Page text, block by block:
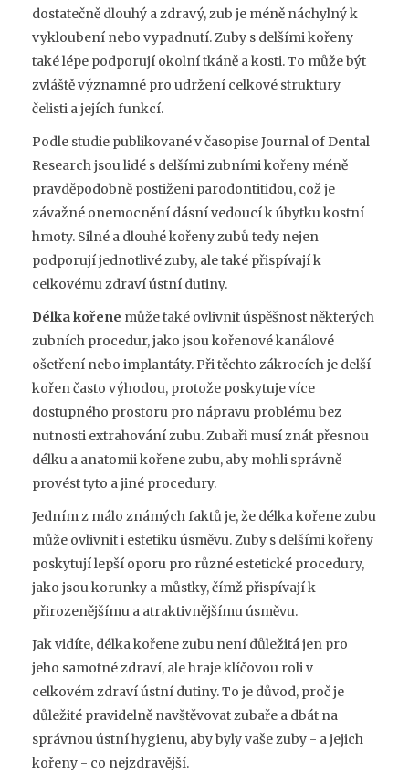
dostatečně dlouhý a zdravý, zub je méně náchylný k
vykloubení nebo vypadnutí. Zuby s delšími kořeny
také lépe podporují okolní tkáně a kosti. To může být
zvláště významné pro udržení celkové struktury
čelisti a jejích funkcí.
Podle studie publikované v časopise Journal of Dental
Research jsou lidé s delšími zubními kořeny méně
pravděpodobně postiženi parodontitidou, což je
závažné onemocnění dásní vedoucí k úbytku kostní
hmoty. Silné a dlouhé kořeny zubů tedy nejen
podporují jednotlivé zuby, ale také přispívají k
celkovému zdraví ústní dutiny.
Délka kořene může také ovlivnit úspěšnost některých
zubních procedur, jako jsou kořenové kanálové
ošetření nebo implantáty. Při těchto zákrocích je delší
kořen často výhodou, protože poskytuje více
dostupného prostoru pro nápravu problému bez
nutnosti extrahování zubu. Zubaři musí znát přesnou
délku a anatomii kořene zubu, aby mohli správně
provést tyto a jiné procedury.
Jedním z málo známých faktů je, že délka kořene zubu
může ovlivnit i estetiku úsměvu. Zuby s delšími kořeny
poskytují lepší oporu pro různé estetické procedury,
jako jsou korunky a můstky, čímž přispívají k
přirozenějšímu a atraktivnějšímu úsměvu.
Jak vidíte, délka kořene zubu není důležitá jen pro
jeho samotné zdraví, ale hraje klíčovou roli v
celkovém zdraví ústní dutiny. To je důvod, proč je
důležité pravidelně navštěvovat zubaře a dbát na
správnou ústní hygienu, aby byly vaše zuby - a jejich
kořeny - co nejzdravější.